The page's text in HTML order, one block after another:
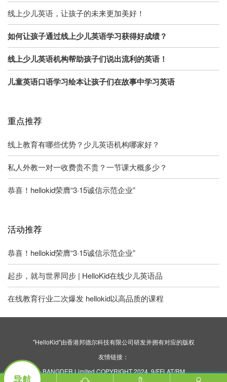
线上少儿英语，让孩子的未来更加美好！
如何让孩子通过线上少儿英语学习获得好成绩？
线上少儿英语机构帮助孩子们说出流利的英语！
儿童英语口语学习绘本让孩子们在故事中学习英语
重点推荐
线上教育有哪些优势？少儿英语机构哪家好？
私人外教一对一收费贵不贵？一节课大概多少？
恭喜！hellokid荣膺“3·15诚信示范企业”
活动推荐
恭喜！hellokid荣膺“3·15诚信示范企业”
起步，就与世界同步 | HelloKid在线少儿英语品
在线教育行业二次爆发 hellokid以高品质的课程
"HelloKid"由香港邦德尔科技有限公司研发并拥有对应的版权
友情链接：
BANGDER Limited COPYRIGHT 2024. 9/FFLAT/RM
ASILVERCORP INTERNATIONAL TOWER707-713